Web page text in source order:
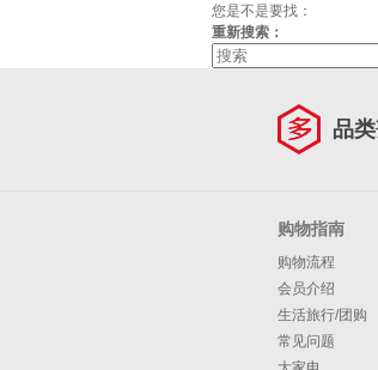
您是不是要找：
重新搜索：
品
购物指南
购物流程
会员介绍
生活旅行/团购
常见问题